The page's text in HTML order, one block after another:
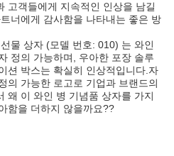
고객들에게 지속적인 인상을 남길
너에게 감사함을 나타내는 좋은 방
물 상자 (모델 번호: 010) 는 와인
정의 가능하며, 우아한 포장 솔루
션 박스는 확실히 인상적입니다.자
의 가능한 로고로 기업과 브랜드의
왜 이 와인 병 기념품 상자를 가지
함을 더하지 않을까요??